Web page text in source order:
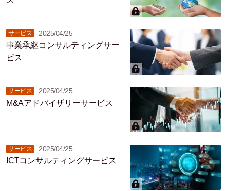
サービス 2025/04/25
事業承継コンサルティングサー
ビス
サービス 2025/04/25
M&Aアドバイザリーサービス
サービス 2025/04/25
ICTコンサルティングサービス